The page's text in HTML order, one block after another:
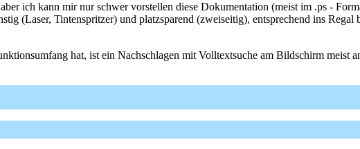
ich kann mir nur schwer vorstellen diese Dokumentation (meist im .ps -
(Laser, Tintenspritzer) und platzsparend (zweiseitig), entsprechend ins
hat, ist ein Nachschlagen mit Volltextsuche am Bildschirm meist